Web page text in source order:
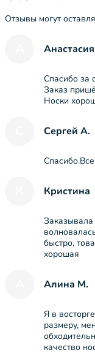
Отзывы могут
Спасибо за
Заказ
Носки
Сергей А.
Кристина
Заказывала
быстро,
хорошая
Алина М.
Я в
размеру,
качество